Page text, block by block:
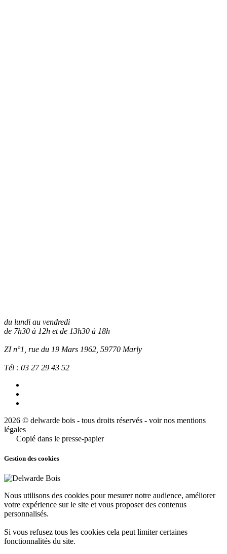
du lundi au vendredi
de 7h30 à 12h et de 13h30 à 18h
ZI n°1, rue du 19 Mars 1962, 59770 Marly
Tél : 03 27 29 43 52
2026 © delwarde bois - tous droits réservés - voir nos mentions
légales
Copié dans le presse-papier
Gestion des cookies
Nous utilisons des cookies pour mesurer notre audience, améliorer
votre expérience sur le site et vous proposer des contenus
personnalisés.
Si vous refusez tous les cookies cela peut limiter certaines
fonctionnalités du site.